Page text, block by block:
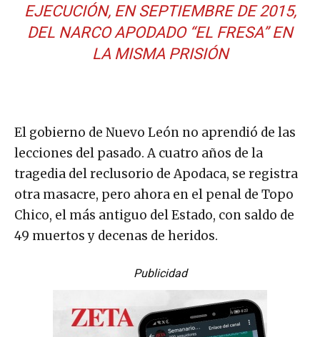
EJECUCIÓN, EN SEPTIEMBRE DE 2015,
DEL NARCO APODADO “EL FRESA” EN
LA MISMA PRISIÓN
El gobierno de Nuevo León no aprendió de las
lecciones del pasado. A cuatro años de la
tragedia del reclusorio de Apodaca, se registra
otra masacre, pero ahora en el penal de Topo
Chico, el más antiguo del Estado, con saldo de
49 muertos y decenas de heridos.
Publicidad